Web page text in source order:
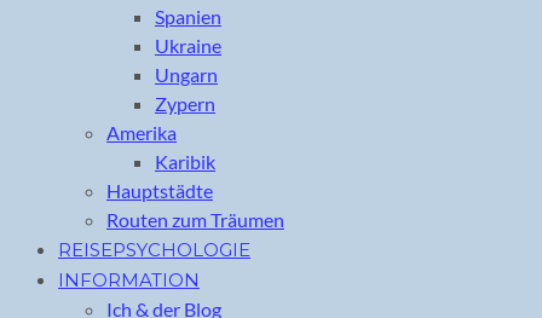
Spanien
Ukraine
Ungarn
Zypern
Amerika
Karibik
Hauptstädte
Routen zum Träumen
REISEPSYCHOLOGIE
INFORMATION
Ich & der Blog